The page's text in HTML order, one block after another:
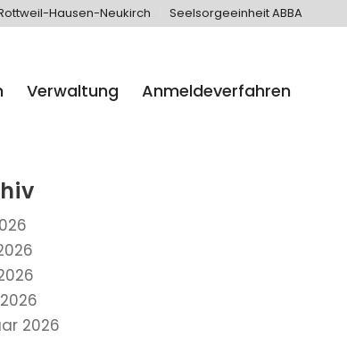
Hausen-Neukirch Seelsorgeeinheit ABBA
Verwaltung Anmeldeverfahren
2026